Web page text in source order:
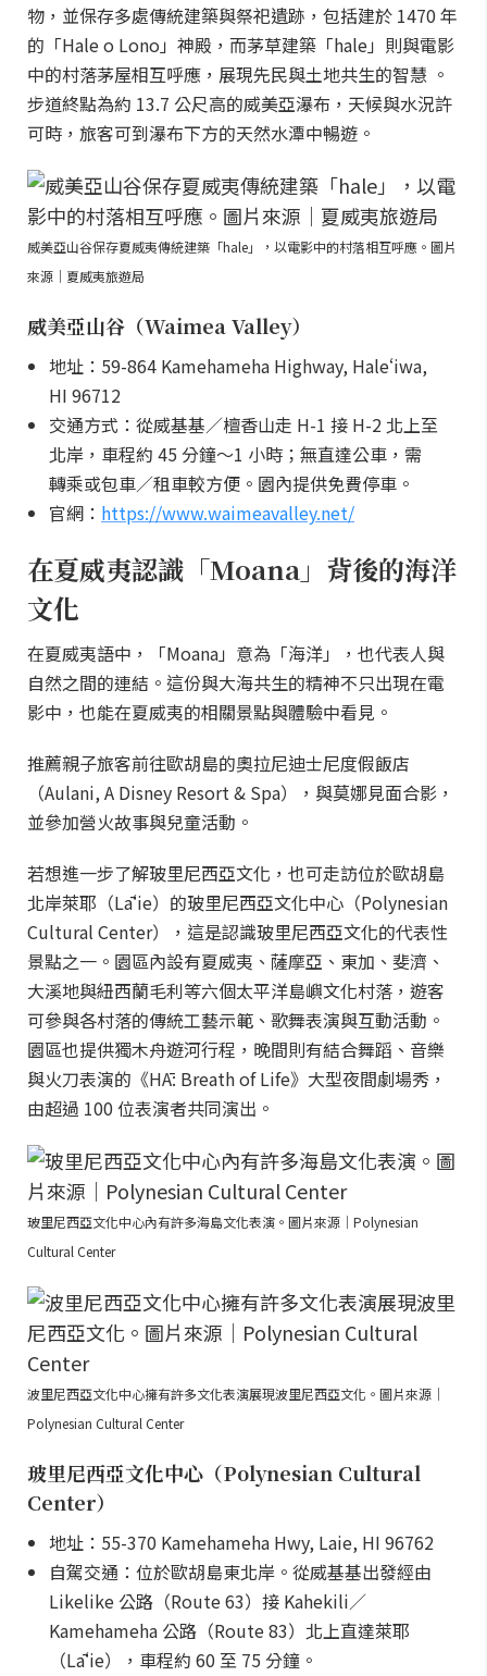
物，並保存多處傳統建築與祭祀遺跡，包括建於 1470 年
的「Hale o Lono」神殿，而茅草建築「hale」則與電影
中的村落茅屋相互呼應，展現先民與土地共生的智慧 。
步道終點為約 13.7 公尺高的威美亞瀑布，天候與水況許
可時，旅客可到瀑布下方的天然水潭中暢遊。
威美亞山谷保存夏威夷傳統建築「hale」，以電影中的村落相互呼應。圖片
來源｜夏威夷旅遊局
威美亞山谷（Waimea Valley）
地址：59-864 Kamehameha Highway, Haleʻiwa,
HI 96712
交通方式：從威基基／檀香山走 H-1 接 H-2 北上至
北岸，車程約 45 分鐘～1 小時；無直達公車，需
轉乘或包車／租車較方便。園內提供免費停車。
官網： https://www.waimeavalley.net/
在夏威夷認識「Moana」背後的海洋
文化
在夏威夷語中，「Moana」意為「海洋」，也代表人與
自然之間的連結。這份與大海共生的精神不只出現在電
影中，也能在夏威夷的相關景點與體驗中看見。
推薦親子旅客前往歐胡島的奧拉尼迪士尼度假飯店
（Aulani, A Disney Resort & Spa），與莫娜見面合影，
並參加營火故事與兒童活動。
若想進一步了解玻里尼西亞文化，也可走訪位於歐胡島
北岸萊耶（Lāʻie）的玻里尼西亞文化中心（Polynesian
Cultural Center），這是認識玻里尼西亞文化的代表性
景點之一。園區內設有夏威夷、薩摩亞、東加、斐濟、
大溪地與紐西蘭毛利等六個太平洋島嶼文化村落，遊客
可參與各村落的傳統工藝示範、歌舞表演與互動活動。
園區也提供獨木舟遊河行程，晚間則有結合舞蹈、音樂
與火刀表演的《HĀ: Breath of Life》大型夜間劇場秀，
由超過 100 位表演者共同演出。
玻里尼西亞文化中心內有許多海島文化表演。圖片來源｜Polynesian
Cultural Center
波里尼西亞文化中心擁有許多文化表演展現波里尼西亞文化。圖片來源｜
Polynesian Cultural Center
玻里尼西亞文化中心（Polynesian Cultural
Center）
地址：55-370 Kamehameha Hwy, Laie, HI 96762
自駕交通：位於歐胡島東北岸。從威基基出發經由
Likelike 公路（Route 63）接 Kahekili／
Kamehameha 公路（Route 83）北上直達萊耶
（Lāʻie），車程約 60 至 75 分鐘。